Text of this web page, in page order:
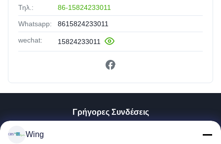
Τηλ.: 86-15824233011
Whatsapp: 8615824233011
wechat: 15824233011
Γρήγορες Συνδέσεις
Wing